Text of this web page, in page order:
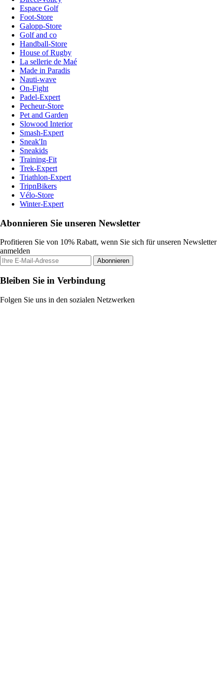
Espace Golf
Foot-Store
Galopp-Store
Golf and co
Handball-Store
House of Rugby
La sellerie de Maé
Made in Paradis
Nauti-wave
On-Fight
Padel-Expert
Pecheur-Store
Pet and Garden
Slowood Interior
Smash-Expert
Sneak'In
Sneakids
Training-Fit
Trek-Expert
Triathlon-Expert
TripnBikers
Vélo-Store
Winter-Expert
Abonnieren Sie unseren Newsletter
Profitieren Sie von 10% Rabatt, wenn Sie sich für unseren Newsletter
anmelden
Abonnieren
Bleiben Sie in Verbindung
Folgen Sie uns in den sozialen Netzwerken